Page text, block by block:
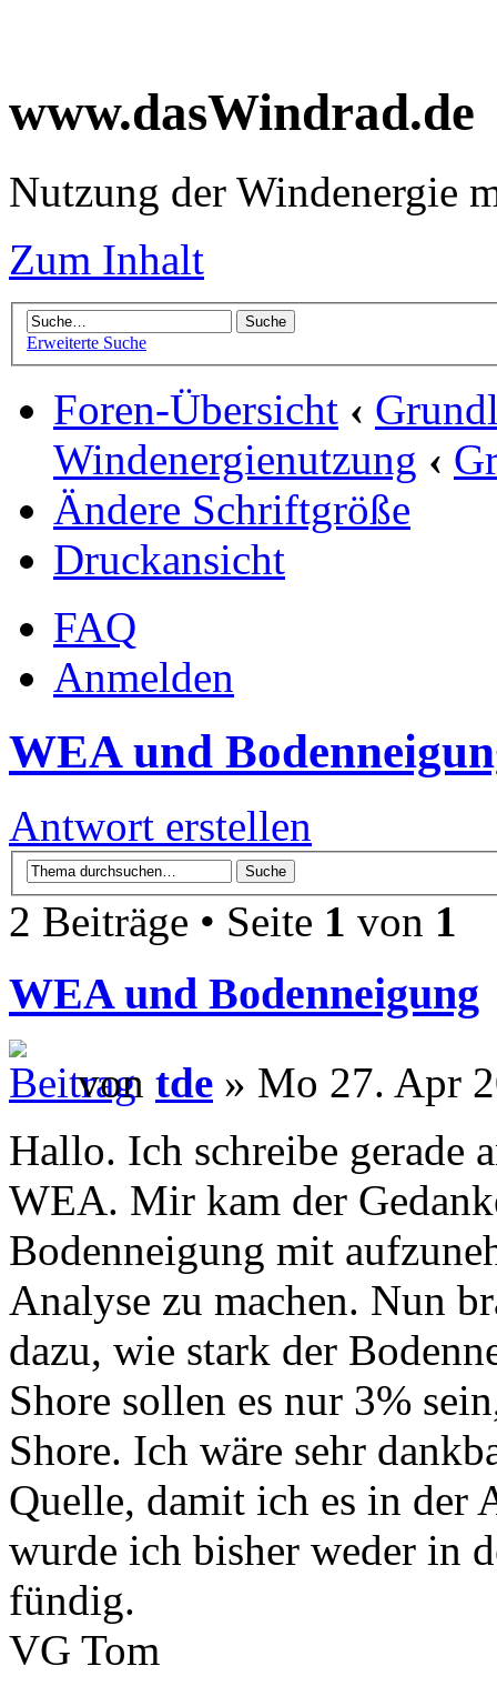
www.dasWindrad.de
Nutzung der Windenergie
Zum Inhalt
Erweiterte Suche
Foren-Übersicht ‹
Windenergienutzung ‹
Ändere Schriftgröße
Druckansicht
FAQ
Anmelden
WEA und
Antwort erstellen
2 Beiträge • Seite 1 von 1
WEA und Bodenneigung
von tde » Mo 27. Apr
Hallo. Ich schreibe gerade
WEA. Mir kam der
Bodenneigung mit
Analyse zu machen. Nun
dazu, wie stark der
Shore sollen es nur 3%
Shore. Ich wäre sehr
Quelle, damit ich es in der
wurde ich bisher weder in
fündig.
VG Tom